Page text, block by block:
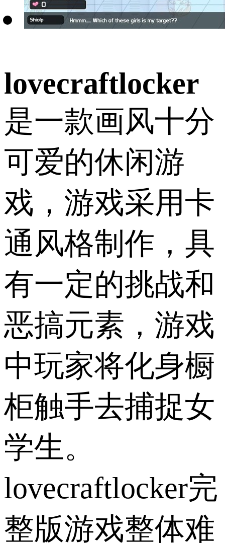
lovecraftlocker
是一款画风十分
可爱的休闲游
戏，游戏采用卡
通风格制作，具
有一定的挑战和
恶搞元素，游戏
中玩家将化身橱
柜触手去捕捉女
学生。
lovecraftlocker完
整版游戏整体难